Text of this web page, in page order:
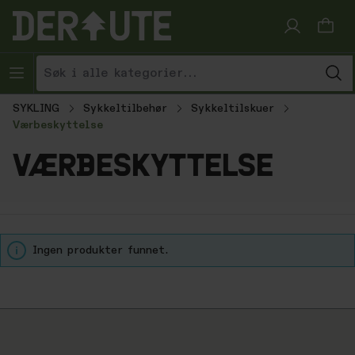
Hopp til innhold
SYKLING Sykkeltilbehør
Sykkeltilskuer
Værbeskyttelse
værbeskyttelse
Ingen produkter funnet.